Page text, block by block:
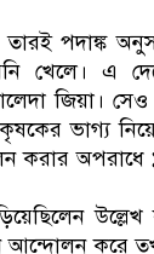
তারই পদাঙ্ক
খেলে। এ
জিয়া।
ভাগ্য
করার
আন্দোলন করে